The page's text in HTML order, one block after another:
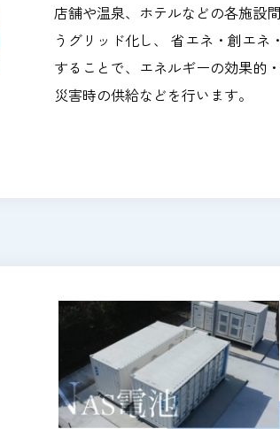
店舗や温泉、ホテルなどの各施設
うグリッド化し、 省エネ・創エネ
することで、エネルギーの効果的
災害時の供給などを行います。